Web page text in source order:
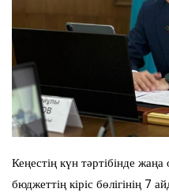
Кеңестің күн тәртібінде
бюджеттің кіріс бөлігінің